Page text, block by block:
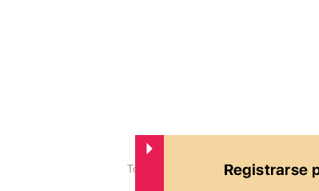
Total de 1 páginas 1